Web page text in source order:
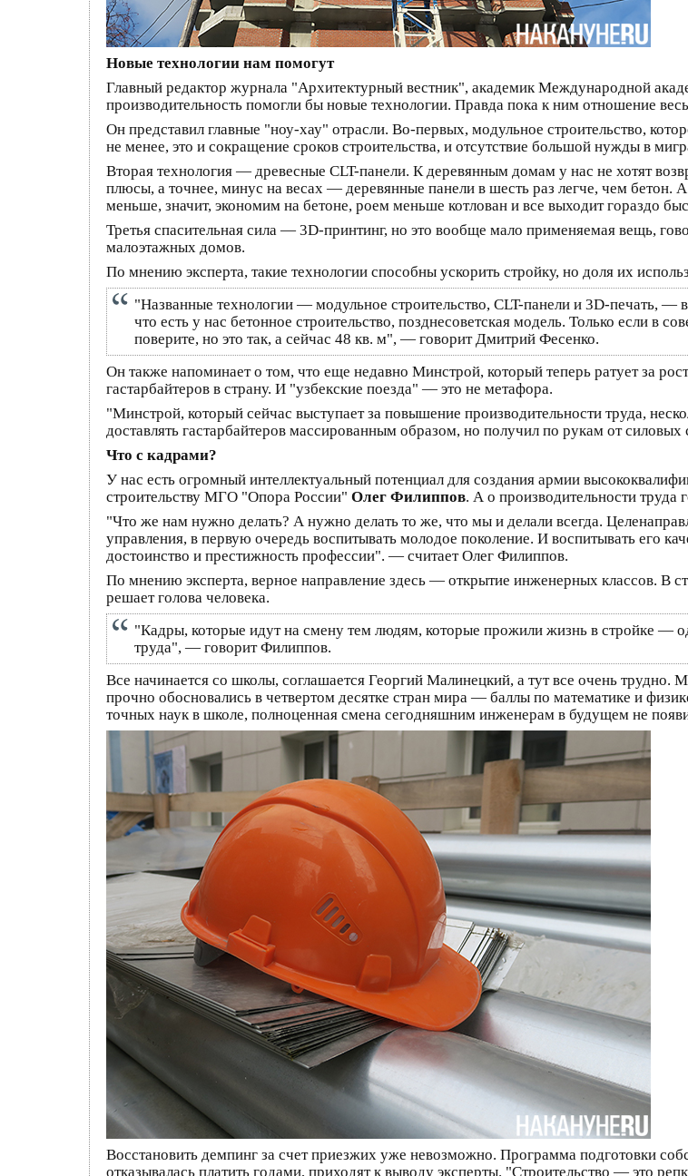
Новые технологии нам помогут
Главный редактор журнала "Архитектурный вестник", академик Международной
производительность помогли бы новые технологии. Правда пока к ним отношение
Он представил главные "ноу-хау" отрасли. Во-первых, модульное строительство,
не менее, это и сокращение сроков строительства, и отсутствие большой нужды в
Вторая технология — древесные CLT-панели. К деревянным домам у нас не хотят
плюсы, а точнее, минус на весах — деревянные панели в шесть раз легче, чем бетон.
меньше, значит, экономим на бетоне, роем меньше котлован и все выходит гораздо
Третья спасительная сила — 3D-принтинг, но это вообще мало применяемая вещь,
малоэтажных домов.
По мнению эксперта, такие технологии способны ускорить стройку, но доля их
"Названные технологии — модульное строительство, CLT-панели и 3D-печать, —
что есть у нас бетонное строительство, позднесоветская модель. Только если в
поверите, но это так, а сейчас 48 кв. м", — говорит Дмитрий Фесенко.
Он также напоминает о том, что еще недавно Минстрой, который теперь ратует за
гастарбайтеров в страну. И "узбекские поезда" — это не метафора.
"Минстрой, который сейчас выступает за повышение производительности труда,
доставлять гастарбайтеров массированным образом, но получил по рукам от
Что с кадрами?
У нас есть огромный интеллектуальный потенциал для создания армии
строительству МГО "Опора России" Олег Филиппов. А о производительности труда
"Что же нам нужно делать? А нужно делать то же, что мы и делали всегда.
управления, в первую очередь воспитывать молодое поколение. И воспитывать его
достоинство и престижность профессии". — считает Олег Филиппов.
По мнению эксперта, верное направление здесь — открытие инженерных классов. В
решает голова человека.
"Кадры, которые идут на смену тем людям, которые прожили жизнь в стройке —
труда", — говорит Филиппов.
Все начинается со школы, соглашается Георгий Малинецкий, а тут все очень
прочно обосновались в четвертом десятке стран мира — баллы по математике и
точных наук в школе, полноценная смена сегодняшним инженерам в будущем не
Восстановить демпинг за счет приезжих уже невозможно. Программа подготовки
отказывалась платить годами, приходят к выводу эксперты. "Строительство — это